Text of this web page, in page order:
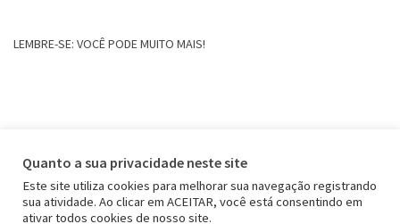
LEMBRE-SE: VOCÊ PODE MUITO MAIS!
Quanto a sua privacidade neste site
Este site utiliza cookies para melhorar sua navegação registrando
sua atividade. Ao clicar em ACEITAR, você está consentindo em
ativar todos cookies de nosso site.